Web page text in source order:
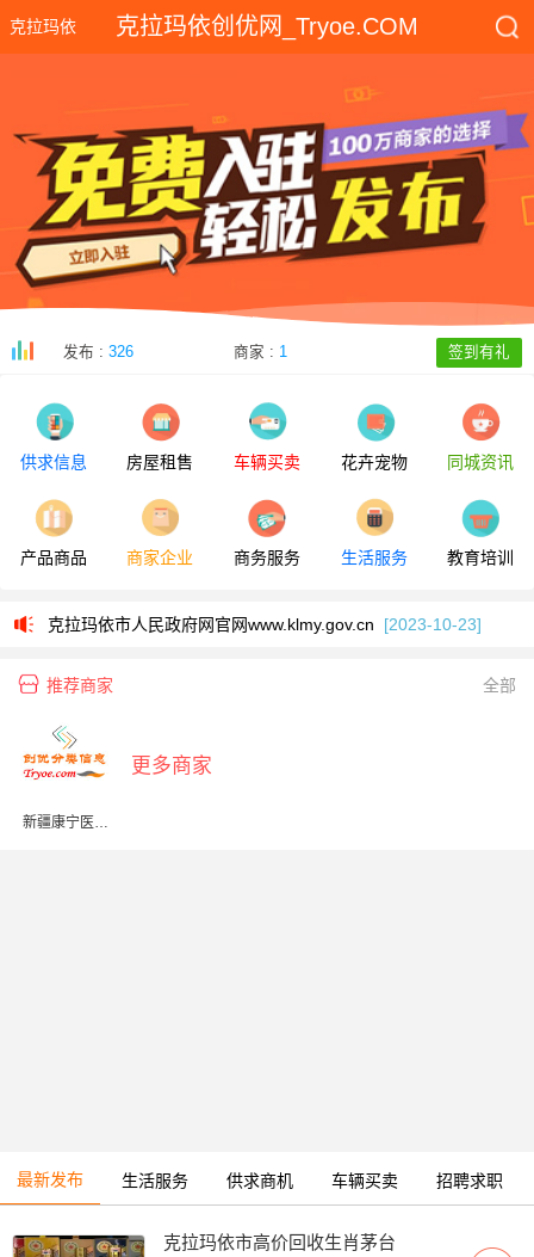
克拉玛依 克拉玛依创优网_Tryoe.COM
发布 :326 商家 : 1 签到有礼
供求信息 房屋租售 车辆买卖 花卉宠物 同城资讯
产品商品 商家企业 商务服务 生活服务
教育培训
克拉玛依市人民政府网官网www.klmy.gov.cn [2023-10-23]
推荐商家 全部
新疆康宁医药
更多商家
最新发布 生活服务 供求商机 车辆买卖 招聘求职
克拉玛依市高价回收生肖茅台